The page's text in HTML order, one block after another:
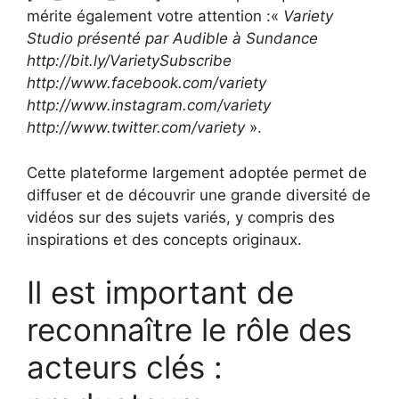
mérite également votre attention :« Variety
Studio présenté par Audible à Sundance
http://bit.ly/VarietySubscribe
http://www.facebook.com/variety
http://www.instagram.com/variety
http://www.twitter.com/variety ».
Cette plateforme largement adoptée permet de
diffuser et de découvrir une grande diversité de
vidéos sur des sujets variés, y compris des
inspirations et des concepts originaux.
Il est important de
reconnaître le rôle des
acteurs clés :